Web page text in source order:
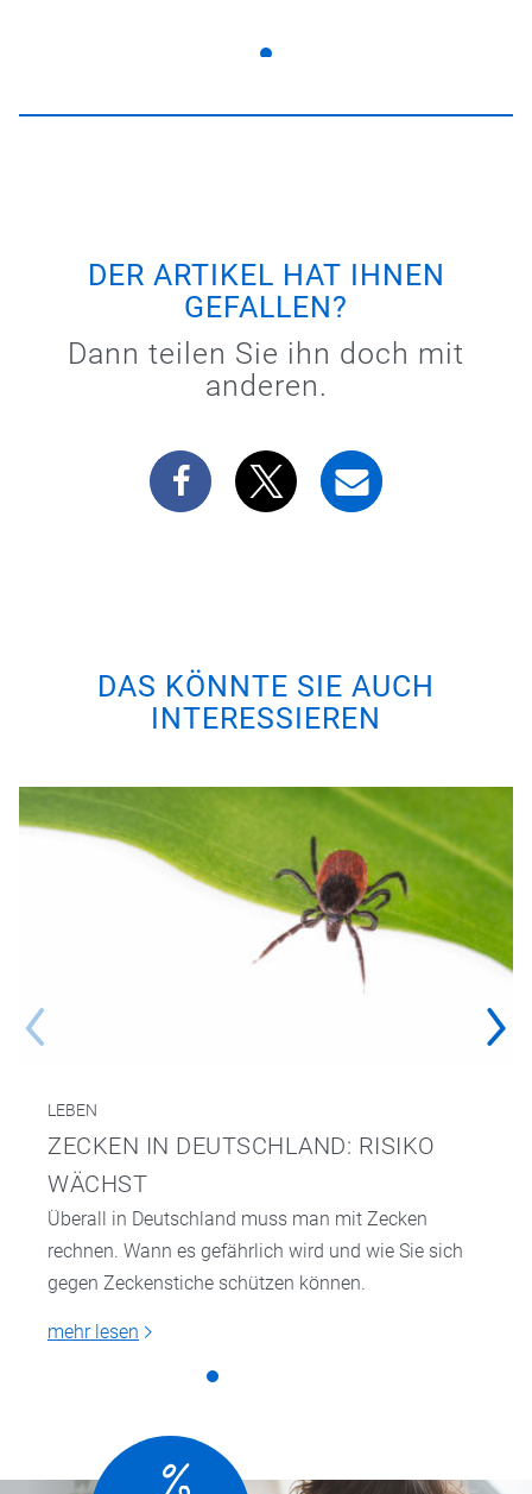
DER ARTIKEL HAT IHNEN
GEFALLEN?
Dann teilen Sie ihn doch mit
anderen.
DAS KÖNNTE SIE AUCH
INTERESSIEREN
LEBEN
ZECKEN IN DEUTSCHLAND: RISIKO
WÄCHST
Überall in Deutschland muss man mit Zecken
rechnen. Wann es gefährlich wird und wie Sie sich
gegen Zeckenstiche schützen können.
mehr lesen